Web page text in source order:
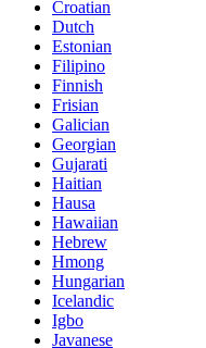
Croatian
Dutch
Estonian
Filipino
Finnish
Frisian
Galician
Georgian
Gujarati
Haitian
Hausa
Hawaiian
Hebrew
Hmong
Hungarian
Icelandic
Igbo
Javanese